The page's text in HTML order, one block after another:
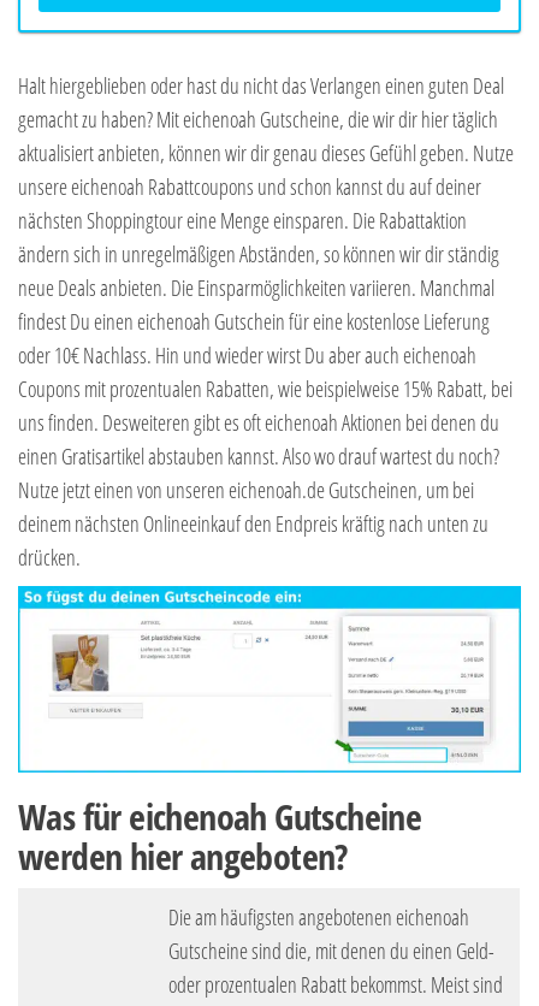
Halt hiergeblieben oder hast du nicht das Verlangen einen guten Deal
gemacht zu haben? Mit eichenoah Gutscheine, die wir dir hier täglich
aktualisiert anbieten, können wir dir genau dieses Gefühl geben. Nutze
unsere eichenoah Rabattcoupons und schon kannst du auf deiner
nächsten Shoppingtour eine Menge einsparen. Die Rabattaktion
ändern sich in unregelmäßigen Abständen, so können wir dir ständig
neue Deals anbieten. Die Einsparmöglichkeiten variieren. Manchmal
findest Du einen eichenoah Gutschein für eine kostenlose Lieferung
oder 10€ Nachlass. Hin und wieder wirst Du aber auch eichenoah
Coupons mit prozentualen Rabatten, wie beispielweise 15% Rabatt, bei
uns finden. Desweiteren gibt es oft eichenoah Aktionen bei denen du
einen Gratisartikel abstauben kannst. Also wo drauf wartest du noch?
Nutze jetzt einen von unseren eichenoah.de Gutscheinen, um bei
deinem nächsten Onlineeinkauf den Endpreis kräftig nach unten zu
drücken.
Was für eichenoah Gutscheine
werden hier angeboten?
Die am häufigsten angebotenen eichenoah
Gutscheine sind die, mit denen du einen Geld-
oder prozentualen Rabatt bekommst. Meist sind